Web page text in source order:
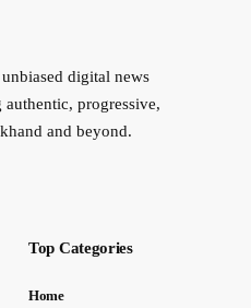
digital news
progressive,
and beyond.
Top Categories
Home